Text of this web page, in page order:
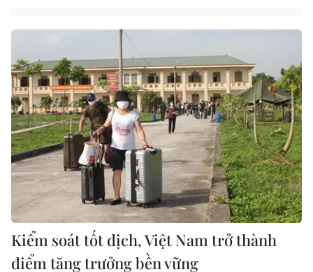
Kiểm soát tốt dịch, Việt Nam trở thành
điểm tăng trưởng bền vững